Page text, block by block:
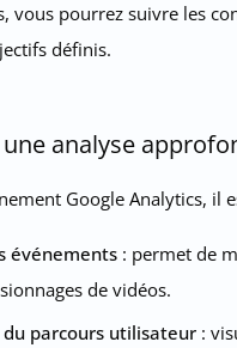
vous pourrez suivre les
définis.
analyse
Google Analytics, il
événements: permet de
de vidéos.
du parcours utilisateur: